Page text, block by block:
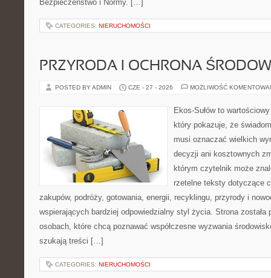
Bezpieczeństwo i Normy. […]
CATEGORIES: NIERUCHOMOŚCI
PRZYRODA I OCHRONA
POSTED BY ADMIN CZE - 27 - 2026 MOŻLIWOŚĆ
Ekos-Sułów to
który pokazuje, że
musi oznaczać wielkich
decyzji ani kosztownych
którym czytelnik może
rzetelne teksty dotyczące
zakupów, podróży, gotowania, energii, recyklingu, przyrody i
wspierających bardziej odpowiedzialny styl życia. Strona została
osobach, które chcą poznawać współczesne wyzwania
szukają treści […]
CATEGORIES: NIERUCHOMOŚCI